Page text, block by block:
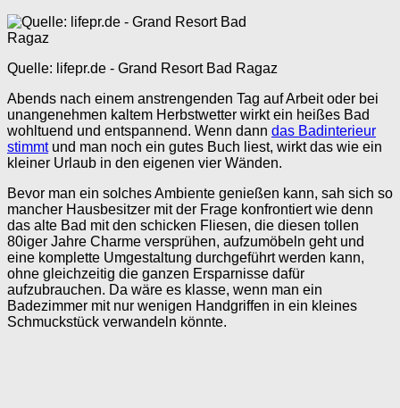
Quelle: lifepr.de - Grand Resort Bad Ragaz
Abends nach einem anstrengenden Tag auf Arbeit oder bei
unangenehmen kaltem Herbstwetter wirkt ein heißes Bad
wohltuend und entspannend. Wenn dann das Badinterieur
stimmtund man noch ein gutes Buch liest, wirkt das wie ein
kleiner Urlaub in den eigenen vier Wänden.
Bevor man ein solches Ambiente genießen kann, sah sich so
mancher Hausbesitzer mit der Frage konfrontiert wie denn
das alte Bad mit den schicken Fliesen, die diesen tollen
80iger Jahre Charme versprühen, aufzumöbeln geht und
eine komplette Umgestaltung durchgeführt werden kann,
ohne gleichzeitig die ganzen Ersparnisse dafür
aufzubrauchen. Da wäre es klasse, wenn man ein
Badezimmer mit nur wenigen Handgriffen in ein kleines
Schmuckstück verwandeln könnte.